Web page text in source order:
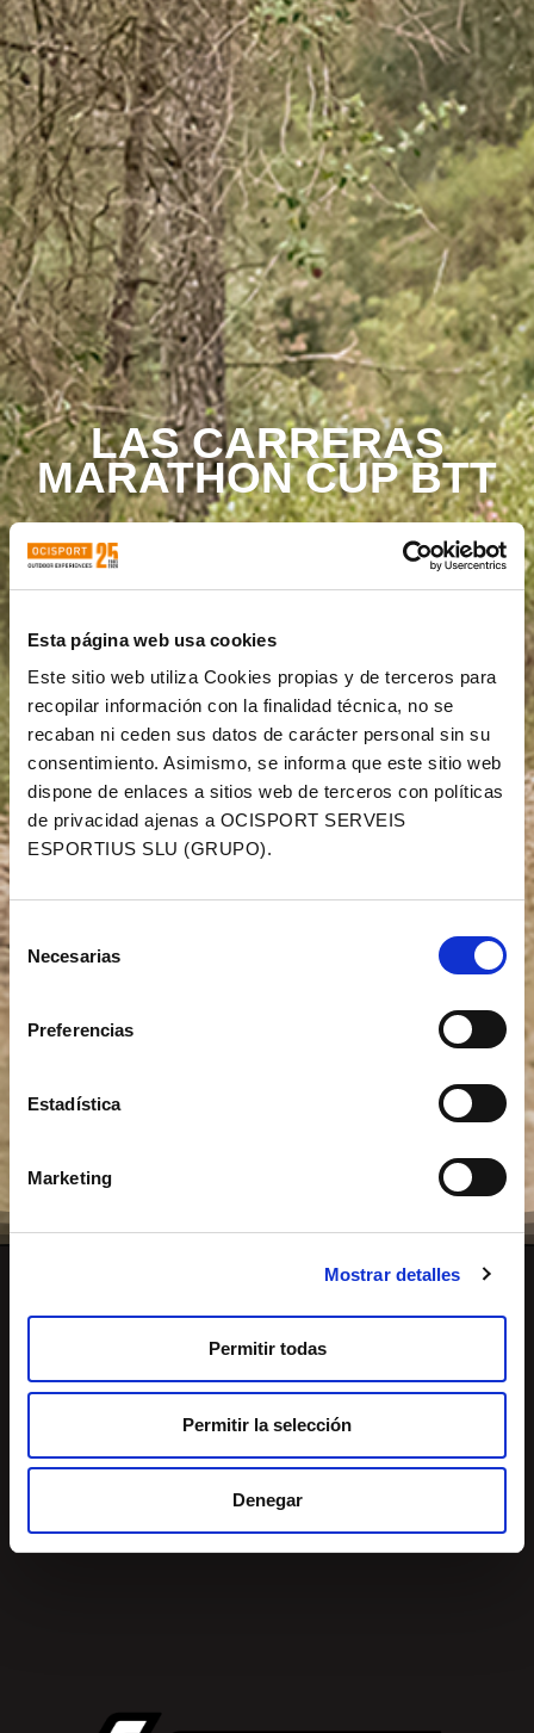
Esta página web usa cookies
Este sitio web utiliza Cookies propias y de terceros para
recopilar información con la finalidad técnica, no se
recaban ni ceden sus datos de carácter personal sin su
consentimiento. Asimismo, se informa que este sitio web
dispone de enlaces a sitios web de terceros con políticas
de privacidad ajenas a OCISPORT SERVEIS
ESPORTIUS SLU (GRUPO).
Selección
de
consentimiento
Necesarias
Preferencias
Estadística
Marketing
Mostrar detalles
Permitir todas
Permitir la selección
Denegar
LAS CARRERAS
MARATHON CUP BTT
El campeonato se concentra en tres sedes que jugarán un
papel decisivo en la clasificación general. La temporada se
presenta como ungran retopara los corredores, que
terrenos y características muy diferentes.
para que todo el mundo, PROs y OPENs, exploren todas
sus facetas como ciclistas XCM.